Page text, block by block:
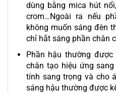
dùng bằng mica hút
crom…Ngoài ra nếu
không muốn sáng đèn
chỉ hắt sáng phần chân
Phần hậu thường
chân tạo hiệu ứng
tính sang trọng và cho
sáng hậu thường được